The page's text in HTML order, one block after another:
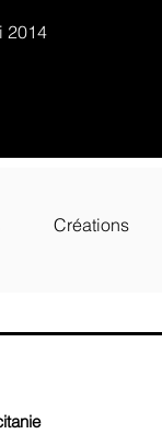
2014
Créations